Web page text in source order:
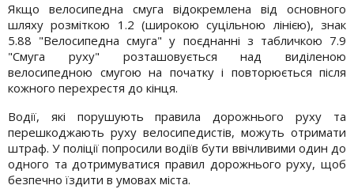
Якщо велосипедна смуга відокремлена від основного
шляху розміткою 1.2 (широкою суцільною лінією), знак
5.88 "Велосипедна смуга" у поєднанні з табличкою 7.9
"Смуга руху" розташовується над виділеною
велосипедною смугою на початку і повторюється після
кожного перехрестя до кінця.
Водії, які порушують правила дорожнього руху та
перешкоджають руху велосипедистів, можуть отримати
штраф. У поліції попросили водіїв бути ввічливими один до
одного та дотримуватися правил дорожнього руху, щоб
безпечно їздити в умовах міста.